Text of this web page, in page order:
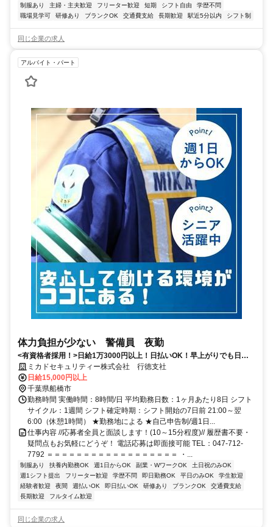
制服あり 主婦・主夫歓迎 フリーター歓迎 短期 シフト自由
学歴不問
職場見学可
研修あり ブランクOK 交通費支給 長期歓迎 駅近5分以内 シフト制
同じ企業の求人
アルバイト・パート
体力負担が少ない 警備員 夜勤
<有資格者採用！>日給1万3000円以上！日払いOK！早上がりでも日給
全額保証！
ミカドセキュリティー株式会社 行徳支社
日給15,000円以上
千葉県船橋市
勤務時間 実働時間：8時間/日 平均勤務日数：1ヶ月あたり8日 シフト
サイクル：1週間 シフト確定時期：シフト開始の7日前 21:00～翌
6:00（休憩1時間） ★勤務地による ★自己申告制/週1日...
仕事内容 //応募者全員と面談します！(10～15分程度)// 履歴書不要・
疑問点もお気軽にどうぞ！ 電話応募は即面接可能 TEL：047-712-
7792 ＝＝＝＝＝＝＝＝＝＝＝＝＝＝＝＝＝＝ ・...
制服あり 扶養内勤務OK 週1日からOK 副業・WワークOK
土日祝のみOK
週1シフト提出
フリーター歓迎 学歴不問 即日勤務OK 平日のみOK
学生歓迎
経験者歓迎
夜間 週払いOK 即日払いOK 研修あり ブランクOK
交通費支給
長期歓迎
フルタイム歓迎
同じ企業の求人